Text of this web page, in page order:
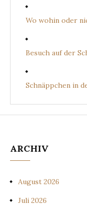
Wo wohin oder
Besuch auf der
Schnäppchen in
ARCHIV
August 2026
Juli 2026